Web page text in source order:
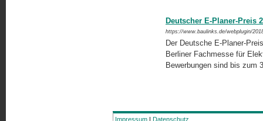
Deutscher E-Planer-Preis
https://www.baulinks.de/webplugin/
Der Deutsche E-Planer-
Berliner Fachmesse für
Bewerbungen sind bis zum
Impressum | Datenschutz